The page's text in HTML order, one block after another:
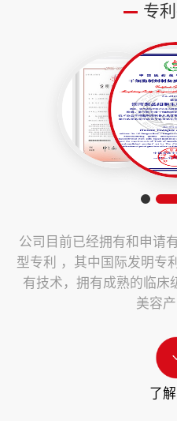
专
公司目前已经拥有和申请
型专利 ，其中国际发明专
有技术，拥有成熟的临床
美容产
了